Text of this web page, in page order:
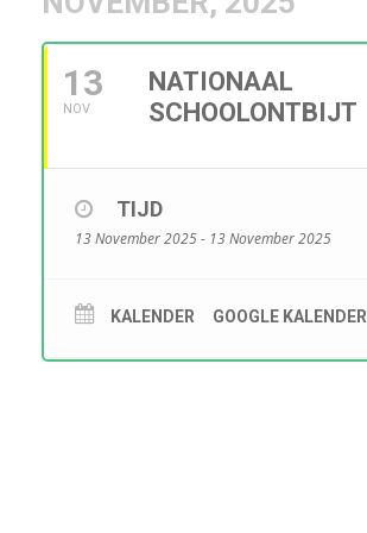
13
NOV
NATIONAAL
SCHOOLONTBIJT
TIJD
13 November 2025 - 13 November 2025
KALENDER GOOGLE KALENDER